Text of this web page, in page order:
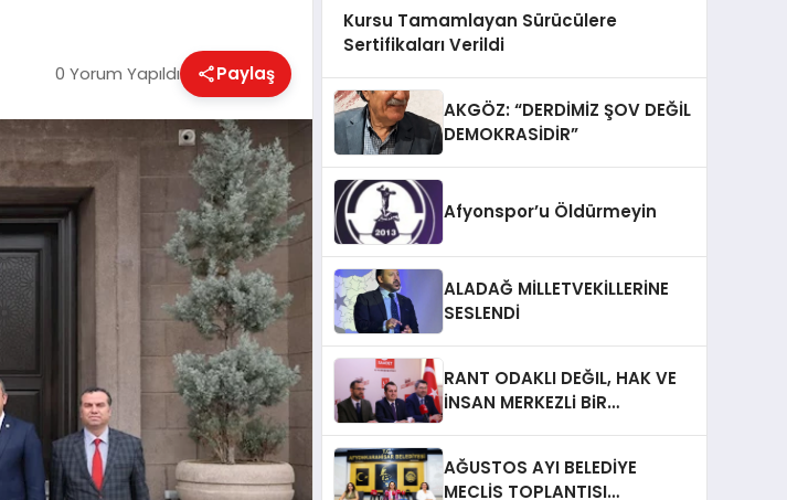
0 Yorum Yapıldı Paylaş
Kursu Tamamlayan Sürücülere
Sertifikaları Verildi
AKGÖZ: “DERDİMİZ ŞOV DEĞİL
DEMOKRASİDİR”
Afyonspor’u Öldürmeyin
ALADAĞ MİLLETVEKİLLERİNE
SESLENDİ
RANT ODAKLI DEĞIL, HAK VE
İNSAN MERKEZLi BiR
YANINDAYIZ!
AĞUSTOS AYI BELEDİYE
MECLİS TOPLANTISI